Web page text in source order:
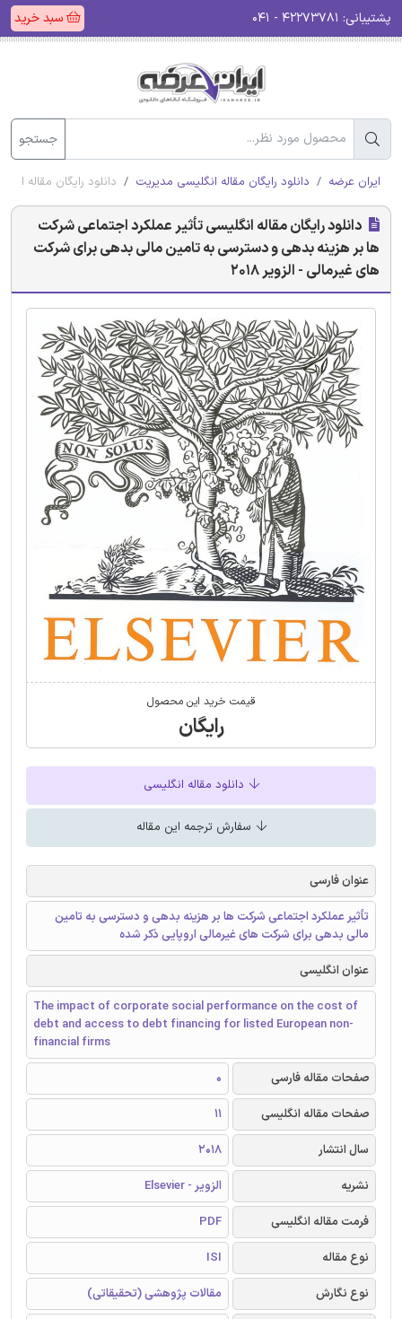
پشتیبانی: سبد خرید
جستجو
ایران عرضه دانلود رایگان مقاله انگلیسی مدیریت دانلود رایگان مقاله
دانلود رایگان مقاله انگلیسی تأثیر عملکرد اجتماعی شرکت
ها بر هزینه بدهی و دسترسی به تامین مالی بدهی برای شرکت
های غیرمالی - الزویر 2018
قیمت خرید این محصول
رایگان
دانلود مقاله انگلیسی
سفارش ترجمه این مقاله
عنوان فارسی
تأثیر عملکرد اجتماعی شرکت ها بر هزینه بدهی و دسترسی به تامین
مالی بدهی برای شرکت های غیرمالی اروپایی ذکر شده
عنوان انگلیسی
The impact of corporate social performance on the cost of
debt and access to debt financing for listed European non-
financial firms
صفحات مقاله فارسی
0
صفحات مقاله انگلیسی
11
سال انتشار
2018
نشریه
الزویر - Elsevier
فرمت مقاله انگلیسی
PDF
نوع مقاله
ISI
نوع نگارش
مقالات پژوهشی (تحقیقاتی)